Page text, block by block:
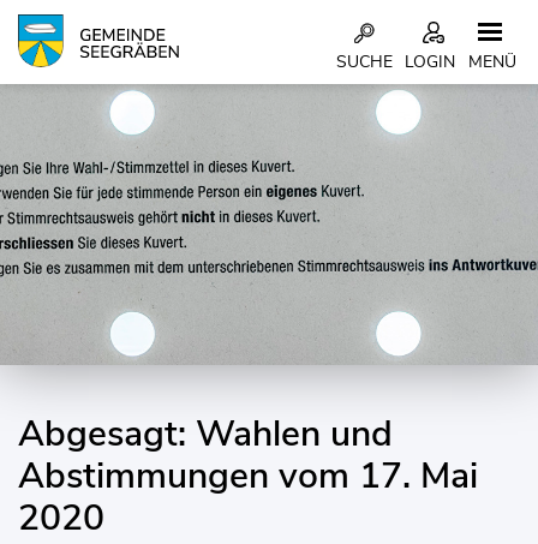
Kopfzeile
LOGIN
SUCHE MENÜ
Abgesagt: Wahlen und
Abstimmungen vom 17. Mai
2020
Zugehörige Objekte